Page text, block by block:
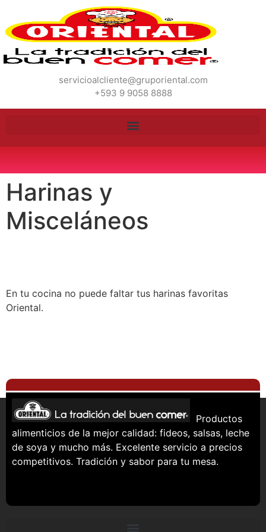
servicioalcliente@gruporiental.com
+593 9 9058 8888
Harinas y
Misceláneos
En tu cocina no puede faltar tus harinas favoritas
Oriental.
Productos
alimenticios de la mejor calidad: fideos, salsas, leche
de soya y mucho más. Excelente servicio a precios
competitivos. Tradición y sabor para tu mesa.